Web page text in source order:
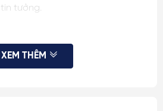
tưởng.
XEM THÊM